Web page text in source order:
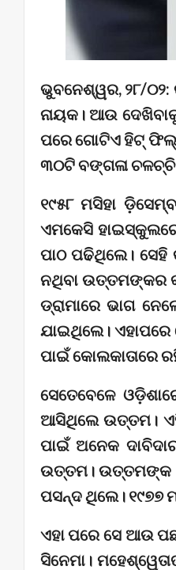
ଭୁବନେଶ୍ୱର, ୨୮/
ନାୟକ। ଆଉ
ପରେ ଗୋଟିଏ ହିଟ୍
୩୦ଟି ବଙ୍ଗଳା
୧୯୫୮ ମସିହା
ଏମକେସି
ପାଠ ପଢିଥିଲେ।
ନଥିବା ଉତ୍ତମଙ୍କର
ଡ୍ରାମାରେ ଭାଗ
ଯାଇଥିଲେ।
ପାଇଁ କୋଲକାତାରେ
ସେତେବେଳେ
ଆସିଥିଲେ ଉତ୍ତମ।
ପାଇଁ ଅନେକ
ଉତ୍ତମ। ଉତ୍ତମଙ୍କ
ପସନ୍ଦ ଥିଲେ। ୧୯୭୭
ଏହା ପରେ ସେ ଆଉ
ସିନେମା।